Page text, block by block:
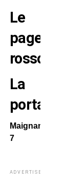
Le
pagelle
rossonere
La
porta
Maignan
7
ADVERTISEMENT